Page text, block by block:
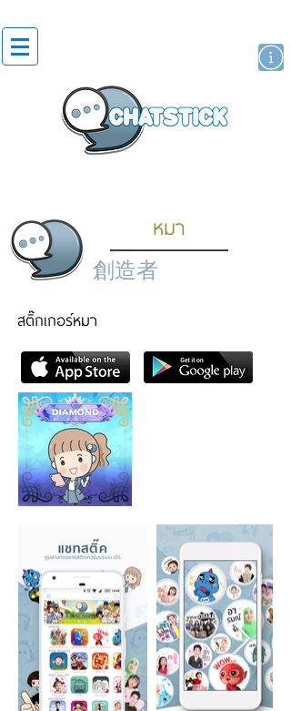
หมา
創造者
สติ๊กเกอร์หมา